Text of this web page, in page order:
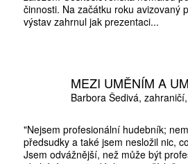
činnosti. Na začátku roku avizovaný
výstav zahrnul jak prezentaci...
MEZI UMĚNÍM A
Barbora Šedivá zahraničí
"Nejsem profesionální hudebník;
předsudky a také jsem nesložil nic,
Jsem odvážnější, než může být